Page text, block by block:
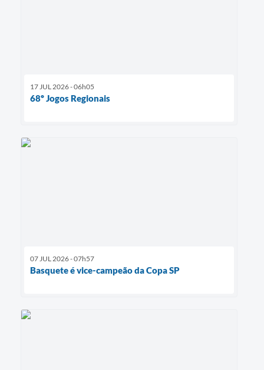
17 JUL 2026 - 06h05
68º Jogos Regionais
07 JUL 2026 - 07h57
Basquete é vice-campeão da Copa SP